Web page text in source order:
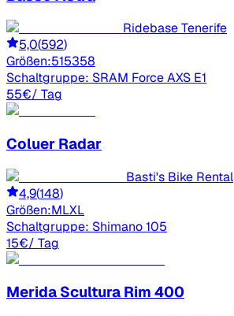
Ridebase Tenerife
5,0(592)
Größen:515358
Schaltgruppe: SRAM Force AXS E1
55€/ Tag
Coluer Radar
Basti's Bike Rental
4,9(148)
Größen:MLXL
Schaltgruppe: Shimano 105
15€/ Tag
Merida Scultura Rim 400